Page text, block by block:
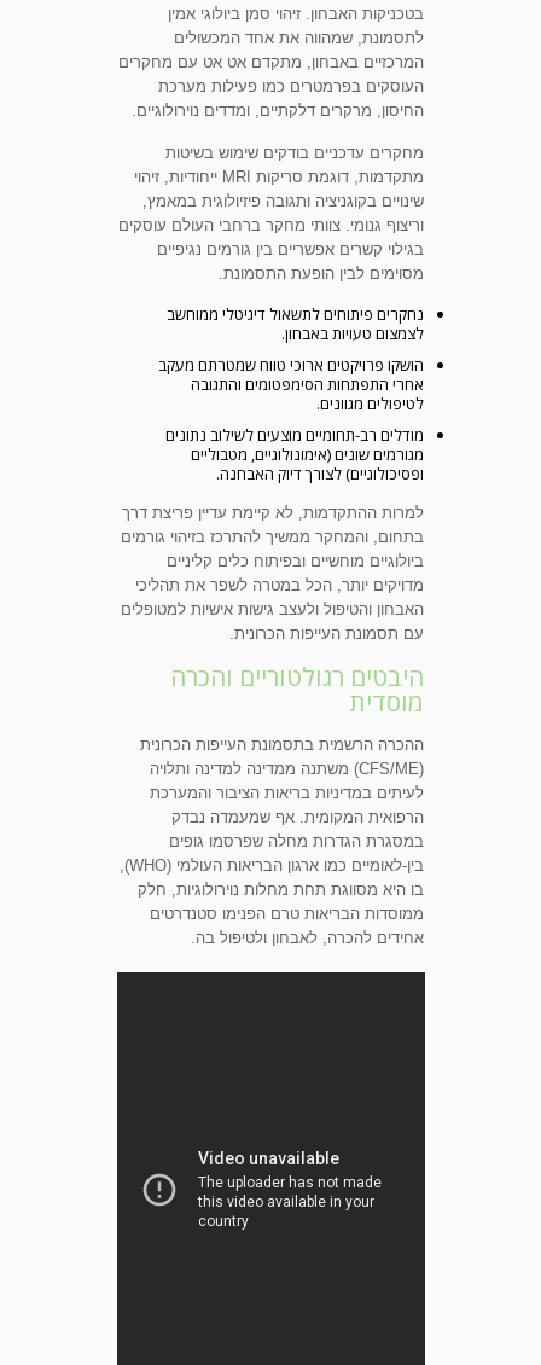
בטכניקות האבחון. זיהוי סמן ביולוגי אמין
לתסמונת, שמהווה את אחד המכשולים
המרכזיים באבחון, מתקדם אט אט עם מחקרים
העוסקים בפרמטרים כמו פעילות מערכת
החיסון, מרקרים דלקתיים, ומדדים נוירולוגיים.
מחקרים עדכניים בודקים שימוש בשיטות
מתקדמות, דוגמת סריקות MRI ייחודיות, זיהוי
שינויים בקוגניציה ותגובה פיזיולוגית במאמץ,
וריצוף גנומי. צוותי מחקר ברחבי העולם עוסקים
בגילוי קשרים אפשריים בין גורמים נגיפיים
מסוימים לבין הופעת התסמונת.
נחקרים פיתוחים לתשאול דיגיטלי ממוחשב
לצמצום טעויות באבחון.
הושקו פרויקטים ארוכי טווח שמטרתם מעקב
אחרי התפתחות הסימפטומים והתגובה
לטיפולים מגוונים.
מודלים רב-תחומיים מוצעים לשילוב נתונים
מגורמים שונים (אימונולוגיים, מטבוליים
ופסיכולוגיים) לצורך דיוק האבחנה.
למרות ההתקדמות, לא קיימת עדיין פריצת דרך
בתחום, והמחקר ממשיך להתרכז בזיהוי גורמים
ביולוגיים מוחשיים ובפיתוח כלים קליניים
מדויקים יותר, הכל במטרה לשפר את תהליכי
האבחון והטיפול ולעצב גישות אישיות למטופלים
עם תסמונת העייפות הכרונית.
היבטים רגולטוריים והכרה
מוסדית
ההכרה הרשמית בתסמונת העייפות הכרונית
(CFS/ME) משתנה ממדינה למדינה ותלויה
לעיתים במדיניות בריאות הציבור והמערכת
הרפואית המקומית. אף שמעמדה נבדק
במסגרת הגדרות מחלה שפרסמו גופים
בין-לאומיים כמו ארגון הבריאות העולמי (WHO),
בו היא מסווגת תחת מחלות נוירולוגיות, חלק
ממוסדות הבריאות טרם הפנימו סטנדרטים
אחידים להכרה, לאבחון ולטיפול בה.